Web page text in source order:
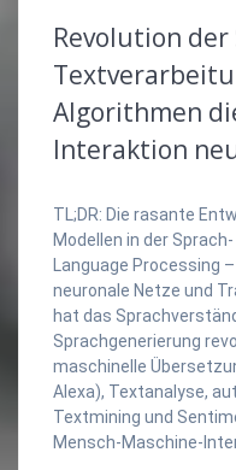
Revolution der
Algorithmen
Interaktion
TL;DR: Die rasante
Modellen in der
Language Processing
neuronale Netze und
hat das
Sprachgenerierung
maschinelle
Alexa), Textanalyse,
Textmining und
Mensch-Maschine-